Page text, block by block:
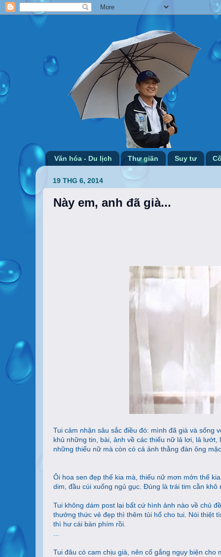
Văn hóa - Du lịch Thư giãn Suy tư
19 THG 6, 2014
Này em, anh đã già...
Tui cảm nhận sâu sắc điều đó: mình đã già và sống
khủ những tin, bài, ảnh về các thiếu nữ lả lơi, lả
những thiếu nữ mà còn có cả ảnh thằng đàn ông
Ôi hoa sen đẹp thế kia mà, thiếu nữ mơn mởn thế
dim, đầu cúi xuống ngủ gục. Đúng là trái tim cằn
Tui không dám post lại bất cứ hình ảnh nào về chủ
thưởng thức vẻ đẹp thì thêm tủi hổ cho tui. Nói thiệt
thì hư cái bàn phím rồi.
Tui đâu có cam chịu già, nên cố gắng ngụy biện